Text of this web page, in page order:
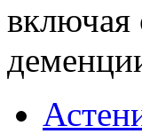
включая